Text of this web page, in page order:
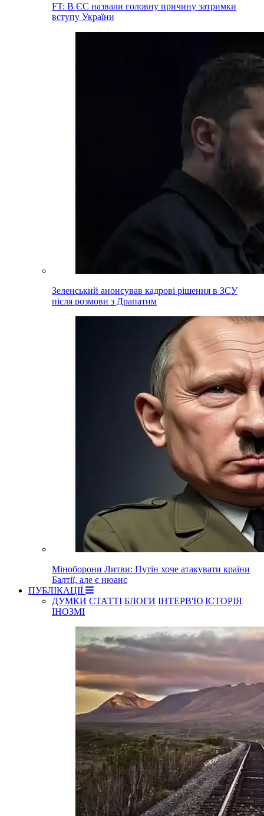
FT: В ЄС назвали головну причину затримки
вступу України
Зеленський анонсував кадрові рішення в ЗСУ
після розмови з Драпатим
Міноборони Литви: Путін хоче атакувати країни
Балтії, але є нюанс
ПУБЛІКАЦІЇ
ДУМКИ СТАТТІ БЛОГИ ІНТЕРВ'Ю ІСТОРІЯ
ІНОЗМІ